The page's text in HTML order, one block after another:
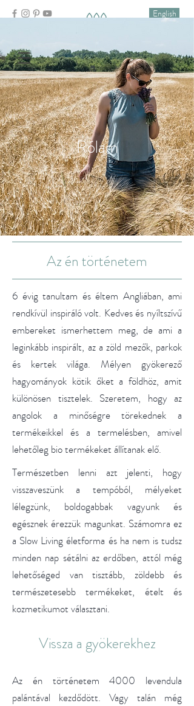
English
Rólam
Az én történetem
6 évig tanultam és éltem Angliában, ami
rendkívül inspiráló volt. Kedves és nyíltszívű
embereket ismerhettem meg, de ami a
leginkább inspirált, az a zöld mezők, parkok
és kertek világa. Mélyen gyökerező
hagyományok kötik őket a földhöz, amit
különösen tisztelek. Szeretem, hogy az
angolok a minőségre törekednek a
termékeikkel és a termelésben, amivel
lehetőleg bio termékeket állítanak elő.
Természetben lenni azt jelenti, hogy
visszaveszünk a tempóból, mélyeket
lélegzünk, boldogabbak vagyunk és
egésznek érezzük magunkat. Számomra ez
a Slow Living életforma és ha nem is tudsz
minden nap sétálni az erdőben, attól még
lehetőséged van tisztább, zöldebb és
természetesebb termékeket, ételt és
kozmetikumot választani.
Vissza a gyökerekhez
Az én történetem 4000 levendula
palántával kezdődött. Vagy talán még